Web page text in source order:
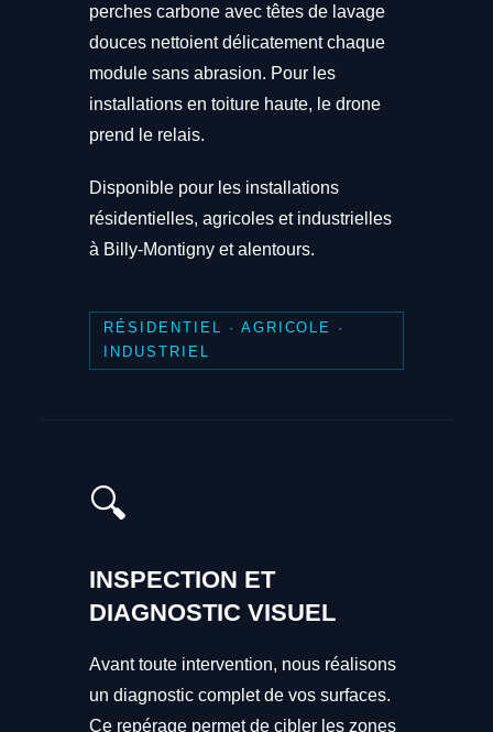
perches carbone avec têtes de lavage
douces nettoient délicatement chaque
module sans abrasion. Pour les
installations en toiture haute, le drone
prend le relais.
Disponible pour les installations
résidentielles, agricoles et industrielles
à Billy-Montigny et alentours.
RÉSIDENTIEL · AGRICOLE ·
INDUSTRIEL
🔍
INSPECTION ET
DIAGNOSTIC VISUEL
Avant toute intervention, nous réalisons
un diagnostic complet de vos surfaces.
Ce repérage permet de cibler les zones